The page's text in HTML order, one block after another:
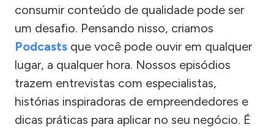
consumir conteúdo de qualidade pode ser
um desafio. Pensando nisso, criamos
Podcasts que você pode ouvir em qualquer
lugar, a qualquer hora. Nossos episódios
trazem entrevistas com especialistas,
histórias inspiradoras de empreendedores e
dicas práticas para aplicar no seu negócio. É